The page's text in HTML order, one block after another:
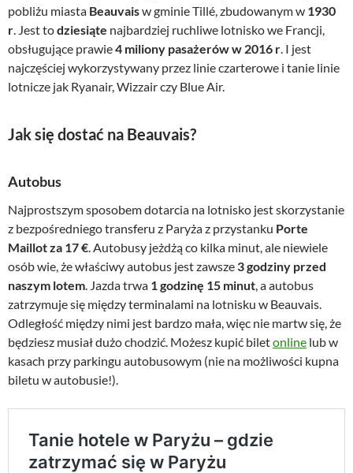
pobliżu miasta Beauvaisw gminie Tillé, zbudowanym w 1930
r . Jest todziesiąte najbardziej ruchliwe lotnisko we Francji,
obsługujące prawie4 miliony pasażerów w 2016 r . I jest
najczęściej wykorzystywany przez linie czarterowe i tanie linie
lotnicze jak Ryanair, Wizzair czy Blue Air.
Jak się dostać na Beauvais?
Autobus
Najprostszym sposobem dotarcia na lotnisko jest skorzystanie
z bezpośredniego transferu z Paryża z przystanku Porte
Maillot za 17 € . Autobusy jeżdżą co kilka minut, ale niewiele
osób wie, że właściwy autobus jest zawsze 3 godziny przed
naszym lotem . Jazda trwa 1 godzinę 15 minut , a autobus
zatrzymuje się między terminalami na lotnisku w Beauvais.
Odległość między nimi jest bardzo mała, więc nie martw się, że
będziesz musiał dużo chodzić. Możesz kupić biletonline lub w
kasach przy parkingu autobusowym (nie na możliwości kupna
biletu w autobusie!).